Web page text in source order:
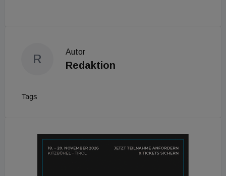
R
Autor
Redaktion
Tags